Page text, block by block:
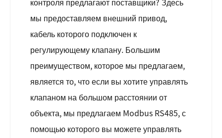
мы предоставляем внешний привод,
кабель которого подключен к
регулирующему клапану. Большим
преимуществом, которое мы предлагаем,
является то, что если вы хотите управлять
клапаном на большом расстоянии от
объекта, мы предлагаем Modbus RS485, с
помощью которого вы можете управлять